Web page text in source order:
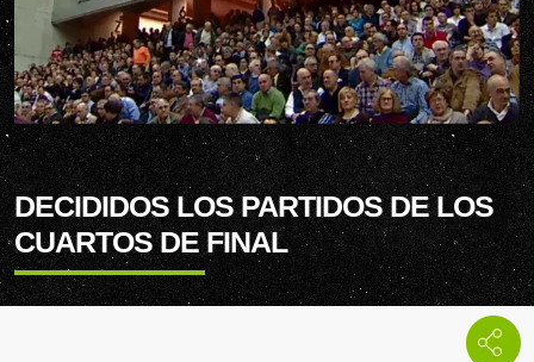
DECIDIDOS LOS PARTIDOS DE LOS
CUARTOS DE FINAL